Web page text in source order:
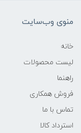
منوی وب‌سایت
خانه
لیست محصولات
راهنما
فروش همکاری
تماس با ما
استرداد کالا